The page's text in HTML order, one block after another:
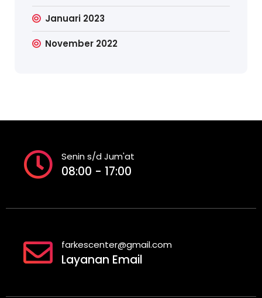
Januari 2023
November 2022
Senin s/d Jum'at
08:00 - 17:00
farkescenter@gmail.com
Layanan Email